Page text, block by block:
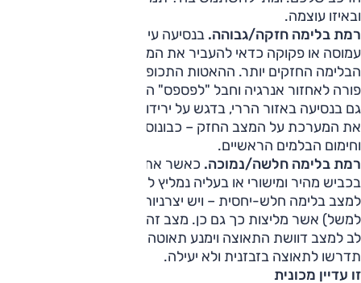
ובאיזו עוצמה.
רמת בלימה חזקה/גבוהה. בנסיעה עירונית, פרברית בתנועה
עמוסה או פקוקה כדאי להעביר את המערכת לאחד ממצבי
הבלימה החזקים יותר. ההאטות התכופות והחזקות יחסית הן כר
פורה לאחזור אנרגיה וחבל "לפספס" הזדמנות כזו החולפת מהר.
גם בנסיעה באזור הררי, בדגש על ירידות כמובן, מומלץ לשמור
את המערכת על המצב החזק – כבונוס היא גם מפחיתה שימוש
וחימום הבלמים הראשיים.
רמת בלימה חלשה/נמוכה. כאשר אתם נוסעים מחוץ לעיר
בכביש מהיר ומישורי או בעליה נמליץ להעביר את המערכת
למצב בלימה חלש-יחסית – ויש יצרניות רבות (טסלה ויונדאי,
למשל) אשר מליצות כך גם כן. מצב זה ידרוש מכם פחות תשומת
לב למצב דוושת התאוצה וימנע תאוטה חדה מדי – לאחריה
תדרשו לתאוצה בזבזנית ולא יעילה.
זו עדיין מכונית